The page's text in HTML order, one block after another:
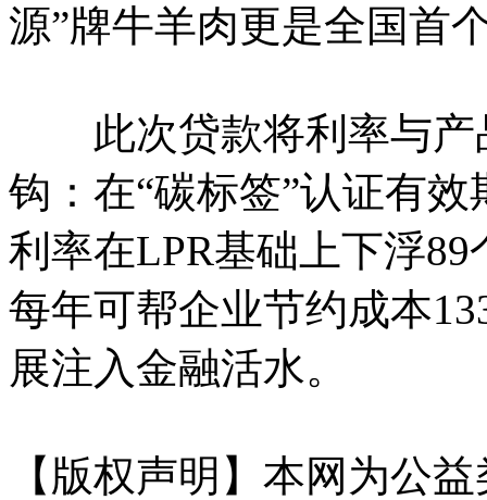
源”牌牛羊肉更是全国首
此次贷款将利率与产
钩：在“碳标签”认证有
利率在LPR基础上下浮
每年可帮企业节约成本
展注入金融活水。
【版权声明】本网为公